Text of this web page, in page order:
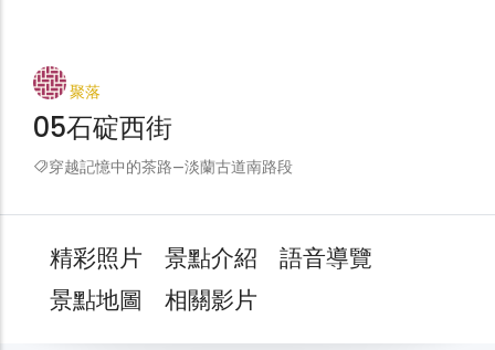
聚落
05石碇西街
穿越記憶中的茶路—淡蘭古道南路段
精彩照片 景點介紹
語音導覽
景點地圖
相關影片